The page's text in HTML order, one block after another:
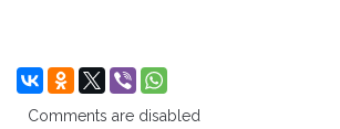
Comments are disabled